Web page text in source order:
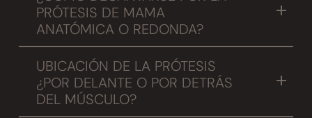
complicación de contractura capsular
disminuye.
lisas y llegados a este punto, se pensó que
haciendo rugosa la superficie de la prótesis se
con el tiempo se ha visto que esto no
soluciona el problema.
PRÓTESIS DE MAMA
ANATÓMICA O REDONDA?
Es una decisión que hay que valorar en
función de las circunstancias.
UBICACIÓN DE LA PRÓTESIS
¿POR DELANTE O POR DETRÁS
DEL MÚSCULO?